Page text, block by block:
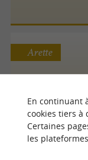
VTT EN
VTT
Arette
En continuant
cookies tiers à
Certaines
les